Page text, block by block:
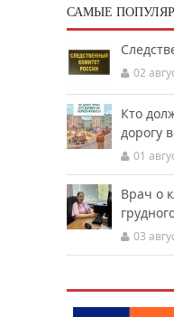
САМЫЕ
02
Кто
дорогу
01
Врач о
03